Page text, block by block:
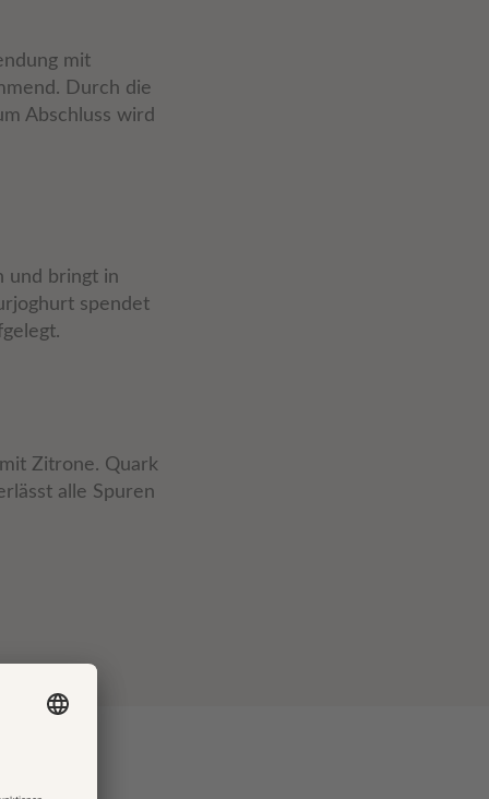
mit
Durch die
Abschluss wird
und bringt in
spendet
Zitrone. Quark
alle Spuren